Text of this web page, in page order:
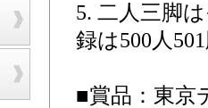
5. 二人三脚
録は500人
■賞品：東